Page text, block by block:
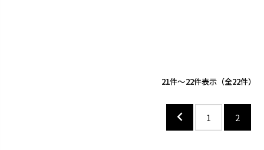
22
21 -22件表示
1 2